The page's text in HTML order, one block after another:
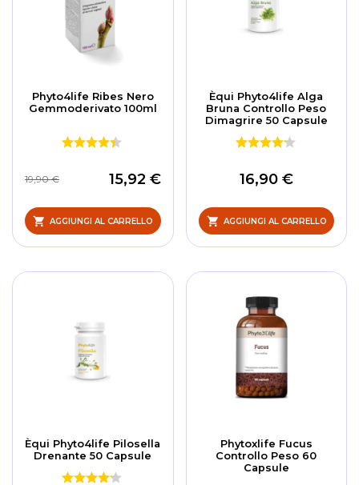
Phyto4life Ribes Nero
Gemmoderivato 100ml
15,92 €
19,90 €
AGGIUNGI AL CARRELLO
Èqui Phyto4life Alga
Bruna Controllo Peso
Dimagrire 50 Capsule
16,90 €
AGGIUNGI AL CARRELLO
Èqui Phyto4life Pilosella
Drenante 50 Capsule
Phytoxlife Fucus
Controllo Peso 60
Capsule